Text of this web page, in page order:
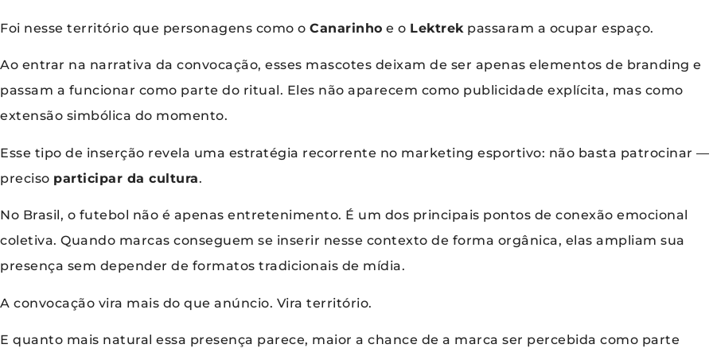
Foi nesse território que personagens como o Canarinho e o Lektrekpassaram a ocupar espaço.
Ao entrar na narrativa da convocação, esses mascotes deixam de ser apenas elementos de branding e
passam a funcionar como parte do ritual. Eles não aparecem como publicidade explícita, mas como
extensão simbólica do momento.
Esse tipo de inserção revela uma estratégia recorrente no marketing esportivo: não basta patrocinar —
preciso participar da cultura.
No Brasil, o futebol não é apenas entretenimento. É um dos principais pontos de conexão emocional
coletiva. Quando marcas conseguem se inserir nesse contexto de forma orgânica, elas ampliam sua
presença sem depender de formatos tradicionais de mídia.
A convocação vira mais do que anúncio. Vira território.
E quanto mais natural essa presença parece, maior a chance de a marca ser percebida como parte